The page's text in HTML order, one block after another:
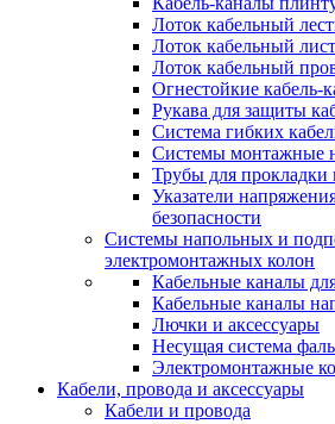
Лоток кабельный
Лоток кабельный
Лоток кабельный
Огнестойкие кабель-
Рукава для защиты
Система гибких
Системы монтажные
Трубы для прокладки
Указатели
безопасности
Системы напольных и
электромонтажных колон
Кабельные каналы
Кабельные каналы
Лючки и аксессуары
Несущая система
Электромонтажные
Кабели, провода и аксессуары
Кабели и провода